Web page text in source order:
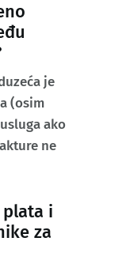
je
(osim
ako
ne
i
za